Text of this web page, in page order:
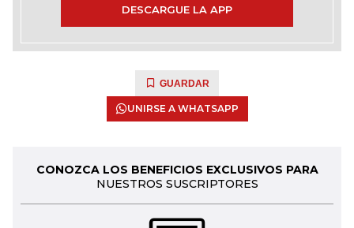
DESCARGUE LA APP
GUARDAR
UNIRSE A WHATSAPP
CONOZCA LOS BENEFICIOS EXCLUSIVOS PARA
NUESTROS SUSCRIPTORES